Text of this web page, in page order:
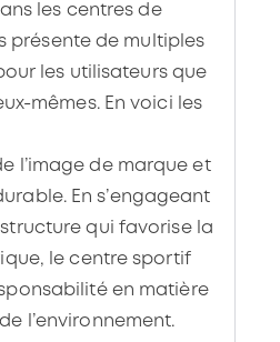
les centres de
présente de multiples
les utilisateurs que
mêmes. En voici les
l’image de marque et
En s’engageant
qui favorise la
le centre sportif
en matière
l’environnement.